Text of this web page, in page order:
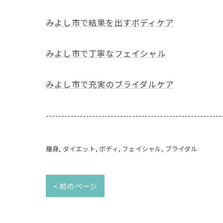
みよし市で結果を出すボディケア
みよし市で丁寧なフェイシャル
みよし市で充実のブライダルケア
痩身 ダイエット ボディ フェイシャル ブライダル
< 前のページ